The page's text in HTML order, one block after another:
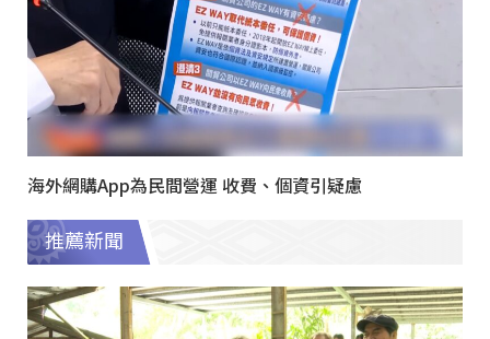
海外網購App為民間營運 收費、個資引疑慮
推薦新聞